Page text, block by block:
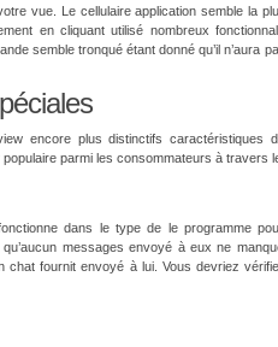
vue. Le cellulaire application semble la
en cliquant utilisé nombreux
semble tronqué étant donné qu’il n’aura
encore plus distinctifs caractéristiques
parmi les consommateurs à travers
dans le type de le programme
messages envoyé à eux ne
chat fournit envoyé à lui. Vous devriez